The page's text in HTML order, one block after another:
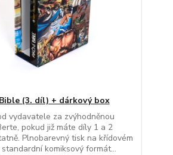
(3. díl) + dárkový box
vydavatele za zvýhodněnou
pokud již máte díly 1 a 2
Plnobarevný tisk na křídovém
komiksový formát...